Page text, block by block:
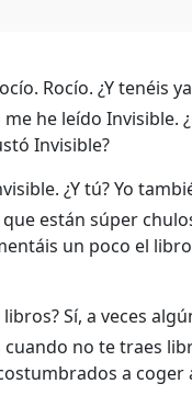
Rocío. ¿Y tenéis
he leído Invisible.
Invisible?
¿Y tú? Yo
están súper
un poco el
Sí, a veces
no te traes
a coger